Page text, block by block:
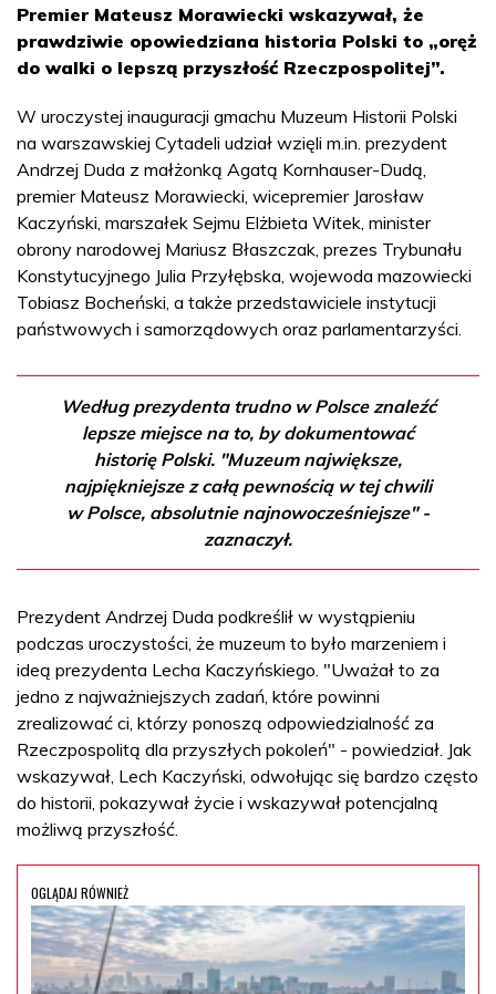
Premier Mateusz Morawiecki wskazywał, że
prawdziwie opowiedziana historia Polski to „oręż
do walki o lepszą przyszłość Rzeczpospolitej”.
W uroczystej inauguracji gmachu Muzeum Historii Polski
na warszawskiej Cytadeli udział wzięli m.in. prezydent
Andrzej Duda z małżonką Agatą Kornhauser-Dudą,
premier Mateusz Morawiecki, wicepremier Jarosław
Kaczyński, marszałek Sejmu Elżbieta Witek, minister
obrony narodowej Mariusz Błaszczak, prezes Trybunału
Konstytucyjnego Julia Przyłębska, wojewoda mazowiecki
Tobiasz Bocheński, a także przedstawiciele instytucji
państwowych i samorządowych oraz parlamentarzyści.
Według prezydenta trudno w Polsce znaleźć
lepsze miejsce na to, by dokumentować
historię Polski. "Muzeum największe,
najpiękniejsze z całą pewnością w tej chwili
w Polsce, absolutnie najnowocześniejsze" -
zaznaczył.
Prezydent Andrzej Duda podkreślił w wystąpieniu
podczas uroczystości, że muzeum to było marzeniem i
ideą prezydenta Lecha Kaczyńskiego. "Uważał to za
jedno z najważniejszych zadań, które powinni
zrealizować ci, którzy ponoszą odpowiedzialność za
Rzeczpospolitą dla przyszłych pokoleń" - powiedział. Jak
wskazywał, Lech Kaczyński, odwołując się bardzo często
do historii, pokazywał życie i wskazywał potencjalną
możliwą przyszłość.
OGLĄDAJ RÓWNIEŻ